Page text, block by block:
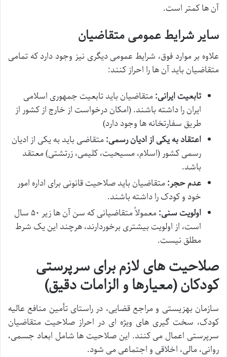
آن ها کمتر است.
سایر شرایط عمومی متقاضیان
علاوه بر موارد فوق، شرایط عمومی دیگری نیز وجود دارد که تمامی
متقاضیان باید آن ها را احراز کنند:
تابعیت ایرانی:متقاضیان باید تابعیت جمهوری اسلامی
ایران را داشته باشند. (امکان درخواست از خارج از کشور از
طریق سفارتخانه ها وجود دارد)
اعتقاد به یکی از ادیان رسمی:متقاضی باید به یکی از ادیان
رسمی کشور (اسلام، مسیحیت، کلیمی، زرتشتی) معتقد
باشد.
عدم حجر:متقاضیان باید صلاحیت قانونی برای اداره امور
خود و کودک را داشته باشند.
اولویت سنی:
معمولاً متقاضیانی که سن آن ها زیر ۵۰ سال
است، از اولویت بیشتری برخوردارند، هرچند این یک شرط
مطلق نیست.
صلاحیت های لازم برای سرپرستی
کودکان (معیارها و الزامات دقیق)
سازمان بهزیستی و مراجع قضایی، در راستای تأمین منافع عالیه
کودک، سخت گیری های ویژه ای در احراز صلاحیت متقاضیان
سرپرستی اعمال می کنند. این صلاحیت ها شامل ابعاد جسمی،
روانی، مالی، اخلاقی و اجتماعی می شود.